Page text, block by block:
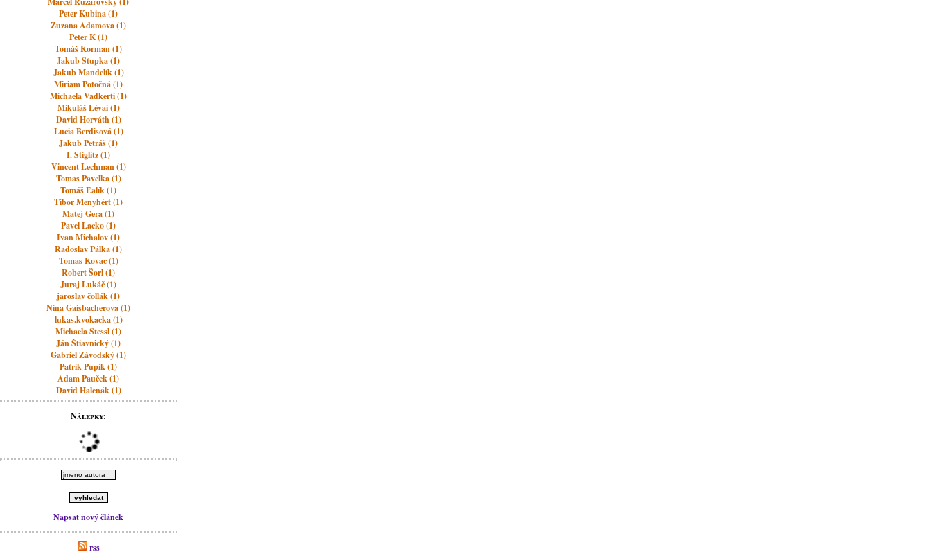
Peter Kubina (1)
Zuzana Adamova (1)
Peter K (1)
Tomáš Korman (1)
Jakub Stupka (1)
Jakub Mandelík (1)
Miriam Potočná (1)
Michaela Vadkerti (1)
Mikuláš Lévai (1)
David Horváth (1)
Lucia Berdisová (1)
Jakub Petráš (1)
I. Stiglitz (1)
Vincent Lechman (1)
Tomas Pavelka (1)
Tomáš Ľalík (1)
Tibor Menyhért (1)
Matej Gera (1)
Pavel Lacko (1)
Ivan Michalov (1)
Radoslav Pálka (1)
Tomas Kovac (1)
Robert Šorl (1)
Juraj Lukáč (1)
jaroslav čollák (1)
Nina Gaisbacherova (1)
lukas.kvokacka (1)
Michaela Stessl (1)
Ján Štiavnický (1)
Gabriel Závodský (1)
Patrik Pupík (1)
Adam Pauček (1)
David Halenák (1)
Nálepky:
Napsat nový článek
rss